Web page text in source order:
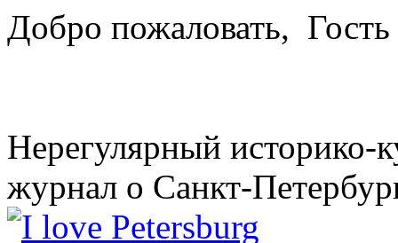
Добро пожаловать, Гость
Нерегулярный историко-
журнал о Санкт-